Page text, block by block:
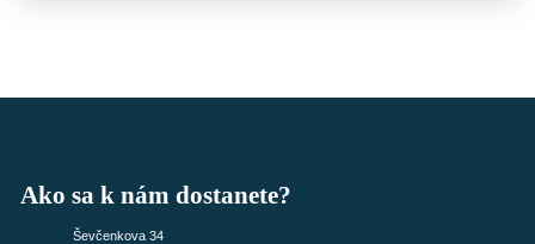
Ako sa k nám dostanete?
Ševčenkova 34